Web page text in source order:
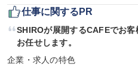
仕事に関するPR
SHIROが展開するCAFEでお
お任せします。
企業・求人の特色